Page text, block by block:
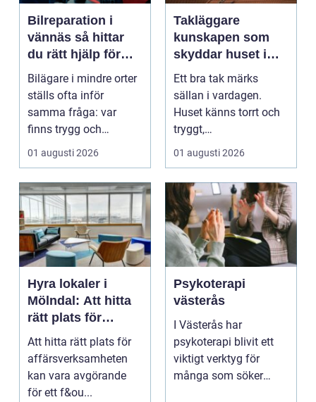
Bilreparation i
vännäs så hittar
du rätt hjälp för
din bil
Bilägare i mindre orter
ställs ofta inför
samma fråga: var
finns trygg och
prisvärd hjälp när bilen
01 augusti 2026
Takläggare
kunskapen som
skyddar huset i
längden
Ett bra tak märks
sällan i vardagen.
Huset känns torrt och
tryggt,
inomhusklimatet
fungerar och ener...
01 augusti 2026
Hyra lokaler i
Mölndal: Att hitta
rätt plats för
affärsverksamhete
Att hitta rätt plats för
affärsverksamheten
kan vara avgörande
för ett f&ou...
Psykoterapi
västerås
I Västerås har
psykoterapi blivit ett
viktigt verktyg för
många som söker